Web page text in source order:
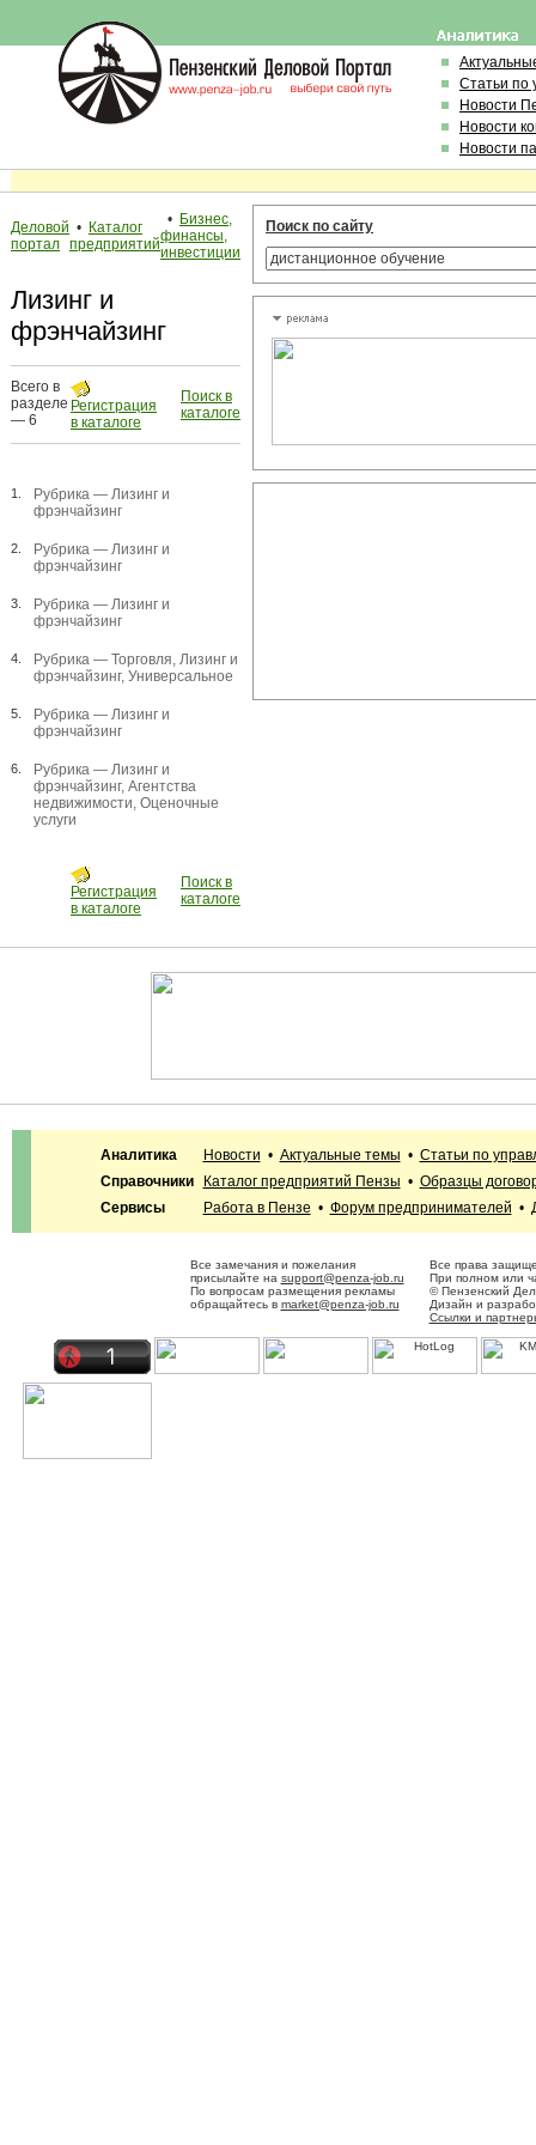
Статьи по
Новости
Новости
Новости
Деловой
портал
• Каталог
предприятий
• Бизнес,
финансы,
инвестиции
Лизинг и
фрэнчайзинг
Всего в
разделе
— 6
Регистрация
в каталоге
Поиск в
каталоге
1. Рубрика — Лизинг и
фрэнчайзинг
2. Рубрика — Лизинг и
фрэнчайзинг
3. Рубрика — Лизинг и
фрэнчайзинг
4. Рубрика — Торговля, Лизинг и
фрэнчайзинг, Универсальное
5. Рубрика — Лизинг и
фрэнчайзинг
6. Рубрика — Лизинг и
фрэнчайзинг, Агентства
недвижимости, Оценочные
услуги
Регистрация
в каталоге
Поиск в
каталоге
Поиск по сайту
Аналитика Новости • Актуальные темы • Статьи по
Справочники
Каталог предприятий Пензы • Образцы
Сервисы
Работа в Пензе • Форум предпринимателей •
Все замечания и пожелания
присылайте на support@penza-job.ru
По вопросам размещения рекламы
обращайтесь в market@penza-job.ru
Все права
При полном или
© Пензенский
Дизайн и
Ссылки и